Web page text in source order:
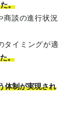
。
商談の進行状況
タイミングが適
。
体制が実現され